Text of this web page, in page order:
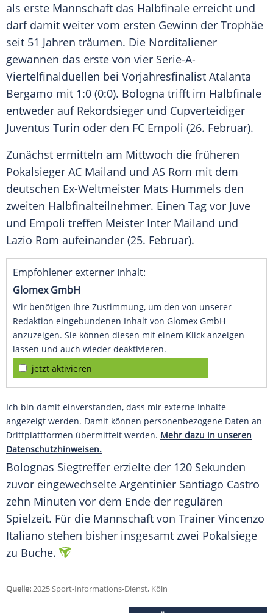
als erste Mannschaft das Halbfinale erreicht und
darf damit weiter vom ersten Gewinn der Trophäe
seit 51 Jahren träumen. Die Norditaliener
gewannen das erste von vier Serie-A-
Viertelfinalduellen bei Vorjahresfinalist Atalanta
Bergamo mit 1:0 (0:0). Bologna trifft im Halbfinale
entweder auf Rekordsieger und Cupverteidiger
Juventus Turin oder den FC Empoli (26. Februar).
Zunächst ermitteln am Mittwoch die früheren
Pokalsieger AC Mailand und AS Rom mit dem
deutschen Ex-Weltmeister Mats Hummels den
zweiten Halbfinalteilnehmer. Einen Tag vor Juve
und Empoli treffen Meister Inter Mailand und
Lazio Rom aufeinander (25. Februar).
Empfohlener externer Inhalt:
Glomex GmbH
Wir benötigen Ihre Zustimmung, um den von unserer
Redaktion eingebundenen Inhalt von Glomex GmbH
anzuzeigen. Sie können diesen mit einem Klick anzeigen
lassen und auch wieder deaktivieren.
jetzt aktivieren
Ich bin damit einverstanden, dass mir externe Inhalte
angezeigt werden. Damit können personenbezogene Daten an
Drittplattformen übermittelt werden. Mehr dazu in unseren
Datenschutzhinweisen.
Bolognas Siegtreffer erzielte der 120 Sekunden
zuvor eingewechselte Argentinier Santiago Castro
zehn Minuten vor dem Ende der regulären
Spielzeit. Für die Mannschaft von Trainer Vincenzo
Italiano stehen bisher insgesamt zwei Pokalsiege
zu Buche.
Quelle:2025 Sport-Informations-Dienst, Köln